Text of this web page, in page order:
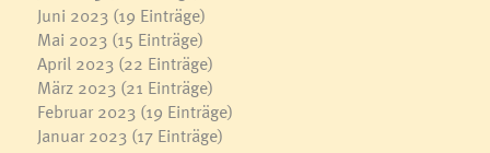
Juni 2023 (19 Einträge)
Mai 2023 (15 Einträge)
April 2023 (22 Einträge)
März 2023 (21 Einträge)
Februar 2023 (19 Einträge)
Januar 2023 (17 Einträge)